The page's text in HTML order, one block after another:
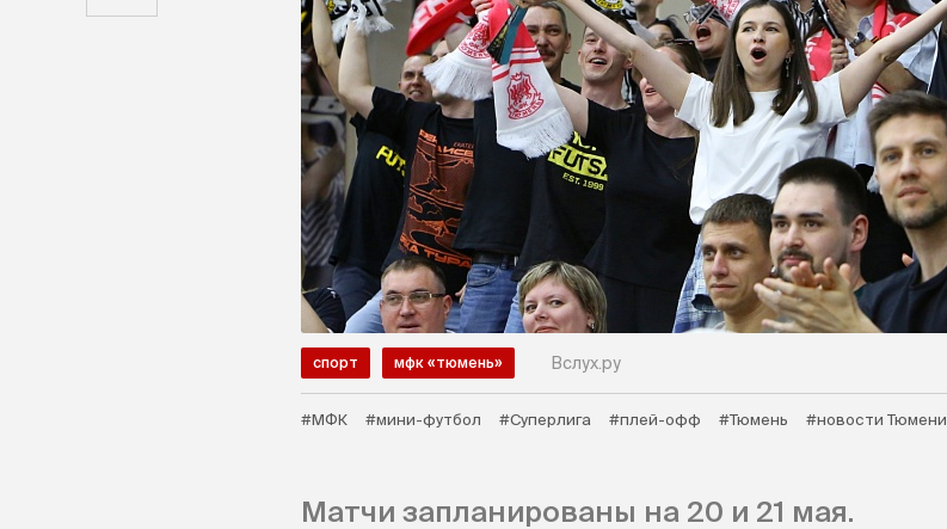
спорт мфк «тюмень» Вслух.ру
#МФК #мини-футбол #Суперлига #плей-офф #Тюмень #новости Тюмени
Матчи запланированы на 20 и 21 мая.